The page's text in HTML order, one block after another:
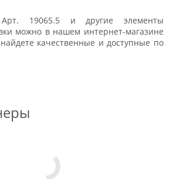
19065.5⁠ и другие элементы
можно в нашем интернет-магазине
качественные и доступные по